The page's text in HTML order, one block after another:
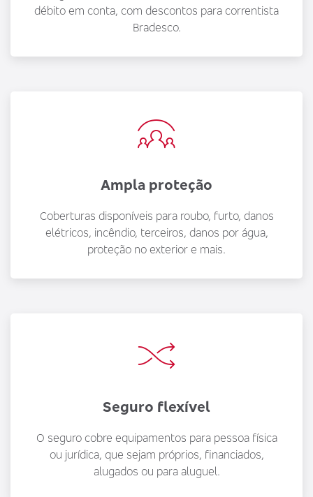
débito em conta, com descontos para correntista
Bradesco.
Ampla proteção
Coberturas disponíveis para roubo, furto, danos
elétricos, incêndio, terceiros, danos por água,
proteção no exterior e mais.
Seguro flexível
O seguro cobre equipamentos para pessoa física
ou jurídica, que sejam próprios, financiados,
alugados ou para aluguel.